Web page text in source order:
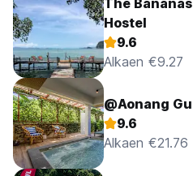
The
Hostel
9.6
Alkaen €9.27
@Aonang
9.6
Alkaen €21.76